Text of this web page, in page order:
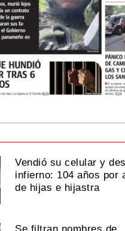
Vendió su celular y
infierno: 104 años por
de hijas e hijastra